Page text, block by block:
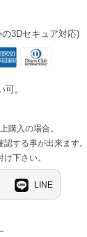
3Dセキュア対応)
。
購入の場合。
する事が出来ます。
下さい。
LINE